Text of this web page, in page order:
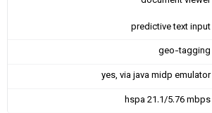
predictive text input
geo-tagging
yes, via java midp emulator
hspa 21.1/5.76 mbps